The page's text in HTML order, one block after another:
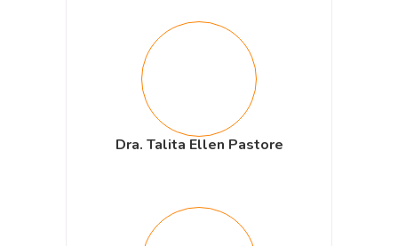
Dra. Talita Ellen Pastore